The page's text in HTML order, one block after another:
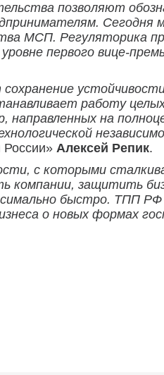
позволяют
МСП. Регуляторика
первого вице-
работу
на
Алексей Репик.
с которыми
защитить
быстро. ТПП РФ
о новых формах